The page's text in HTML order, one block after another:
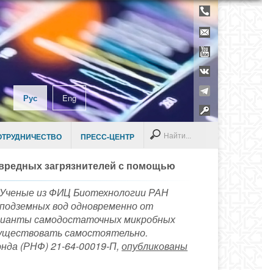
Рус Eng
ПРЕСС-ЦЕНТР
Search
загрязнителей с помощью
из ФИЦ Биотехнологии РАН
вод одновременно от
самодостаточных микробных
самостоятельно.
(РНФ) 21-64-00019-П,опубликованы